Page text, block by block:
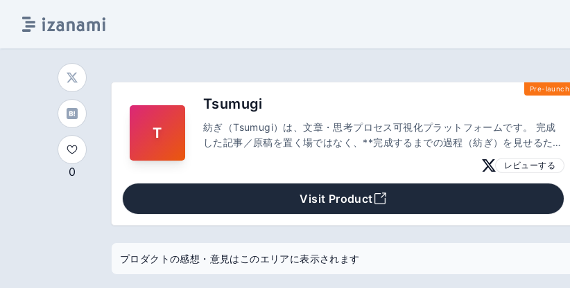
0
Pre-launch
T
Tsumugi
紡ぎ（Tsumugi）は、文章・思考プロセス可視化プラットフォームです。 完成
した記事／原稿を置く場ではなく、**完成するまでの過程（紡ぎ）を見せるため
レビューする
Visit Product
プロダクトの感想・意見はこのエリアに表示されます